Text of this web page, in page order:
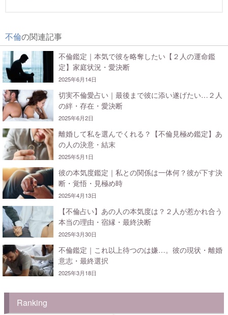
不倫の関連記事
不倫鑑定｜本気で彼を略奪したい【２人の運命鑑
定】家庭状況・愛決断
2025年6月14日
切実不倫愛占い｜最後まで彼に添い遂げたい…２人
の絆・存在・愛決断
2025年6月2日
離婚して私を選んでくれる？【不倫見極め鑑定】あ
の人の決意・結末
2025年5月1日
彼の本気度鑑定｜私との関係は一体何？彼が下す決
断・覚悟・見極め時
2025年4月13日
【不倫占い】あの人の本気度は？２人が惹かれ合う
本当の理由・宿縁・最終決断
2025年3月30日
不倫鑑定｜これ以上待つのは嫌…。彼の現状・離婚
意志・最終選択
2025年3月18日
Ranking